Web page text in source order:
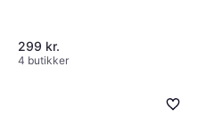
299 kr.
4 butikker